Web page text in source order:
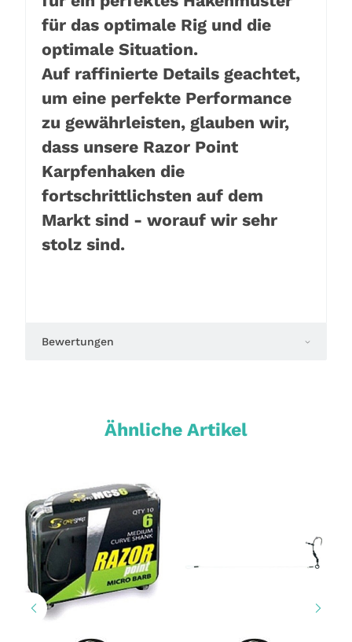
für das optimale Rig und die
optimale Situation.
Auf raffinierte Details geachtet,
um eine perfekte Performance
zu gewährleisten, glauben wir,
dass unsere Razor Point
Karpfenhaken die
fortschrittlichsten auf dem
Markt sind - worauf wir sehr
stolz sind.
Bewertungen
Ähnliche Artikel